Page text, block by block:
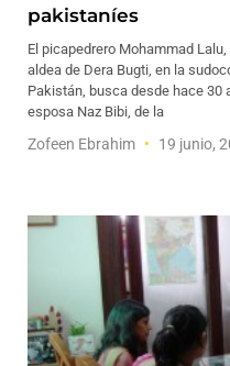
pakistaníes
El picapedrero Mohammad
aldea de Dera Bugti, en la
Pakistán, busca desde hace 30
esposa Naz Bibi, de la
Zofeen Ebrahim 19 junio,